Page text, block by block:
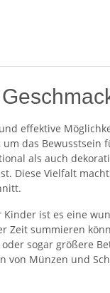
effektive
das Bewusstsein
als auch
Diese Vielfalt
ist es eine
Zeit summieren
sogar größere
von Münzen und